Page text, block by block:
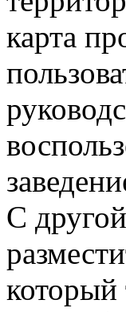
карта
С
который